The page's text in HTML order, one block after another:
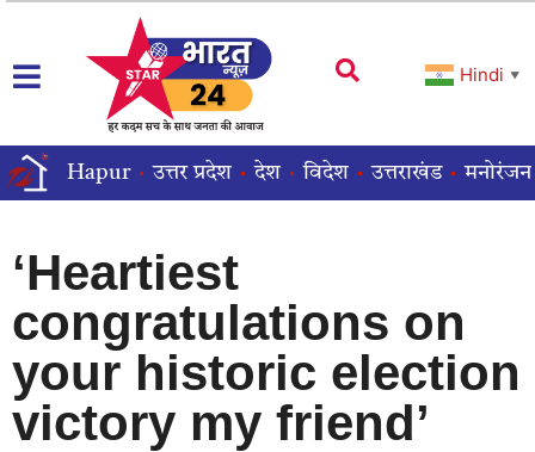
Hindi ▼
Hapur उत्तर प्रदेश देश विदेश उत्तराखंड मनोरंजन
‘Heartiest
congratulations on
your historic election
victory my friend’